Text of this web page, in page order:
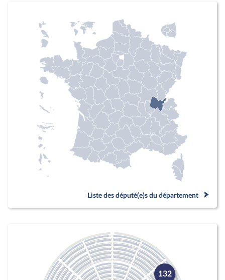
Liste des député(e)s du département
132